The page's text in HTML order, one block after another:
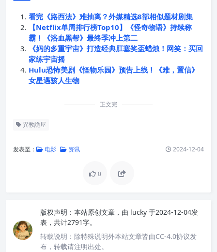
看完《路西法》难抽离？外媒精选8部相似题材剧集
【Netflix单周排行榜Top10】《怪奇物语》持续称
霸！《浴血黑帮》最终季冲上第二
《妈的多重宇宙》打造经典肛塞奖盃蜡烛！网笑：买回
家练宇宙摇
Hulu恐怖美剧《怪物乐园》预告上线！《难，置信》
女星遇骇人生物
正文完
異教詭屋
发表至： 电影 资讯 2024-12-04
0
版权声明： 本站原创文章，由 lucky 于2024-12-04发
表，共计2791字。
转载说明： 除特殊说明外本站文章皆由CC-4.0协议发
布，转载请注明出处。